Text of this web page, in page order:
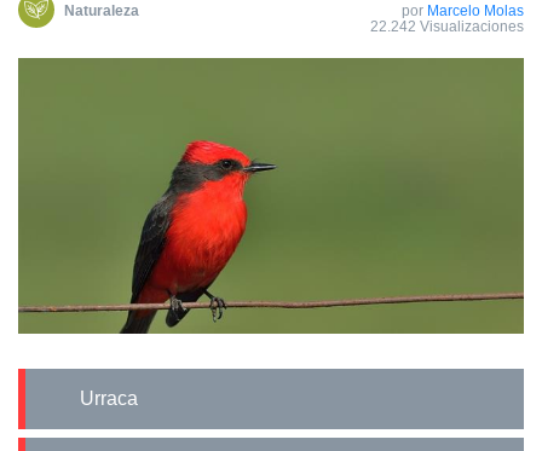
Naturaleza por Marcelo Molas
22.242 Visualizaciones
Urraca